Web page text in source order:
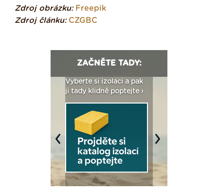
Zdroj obrázku: Freepik
Zdroj článku: CZGBC
ZAČNĚTE TADY:
Vyberte si izolaci a pak
ji tady klidně poptejte ›
Previous Next